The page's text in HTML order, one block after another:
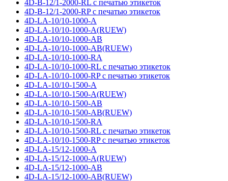
4D-B-12/1-2000-RL с печатью этикеток
4D-B-12/1-2000-RP с печатью этикеток
4D-LA-10/10-1000-A
4D-LA-10/10-1000-A(RUEW)
4D-LA-10/10-1000-AB
4D-LA-10/10-1000-AB(RUEW)
4D-LA-10/10-1000-RA
4D-LA-10/10-1000-RL с печатью этикеток
4D-LA-10/10-1000-RP с печатью этикеток
4D-LA-10/10-1500-A
4D-LA-10/10-1500-A(RUEW)
4D-LA-10/10-1500-AB
4D-LA-10/10-1500-AB(RUEW)
4D-LA-10/10-1500-RA
4D-LA-10/10-1500-RL с печатью этикеток
4D-LA-10/10-1500-RP с печатью этикеток
4D-LA-15/12-1000-A
4D-LA-15/12-1000-A(RUEW)
4D-LA-15/12-1000-AB
4D-LA-15/12-1000-AB(RUEW)